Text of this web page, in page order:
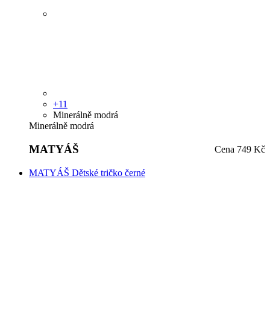
+11
Minerálně modrá
Minerálně modrá
MATYÁŠ Cena 749 Kč
MATYÁŠ Dětské tričko černé